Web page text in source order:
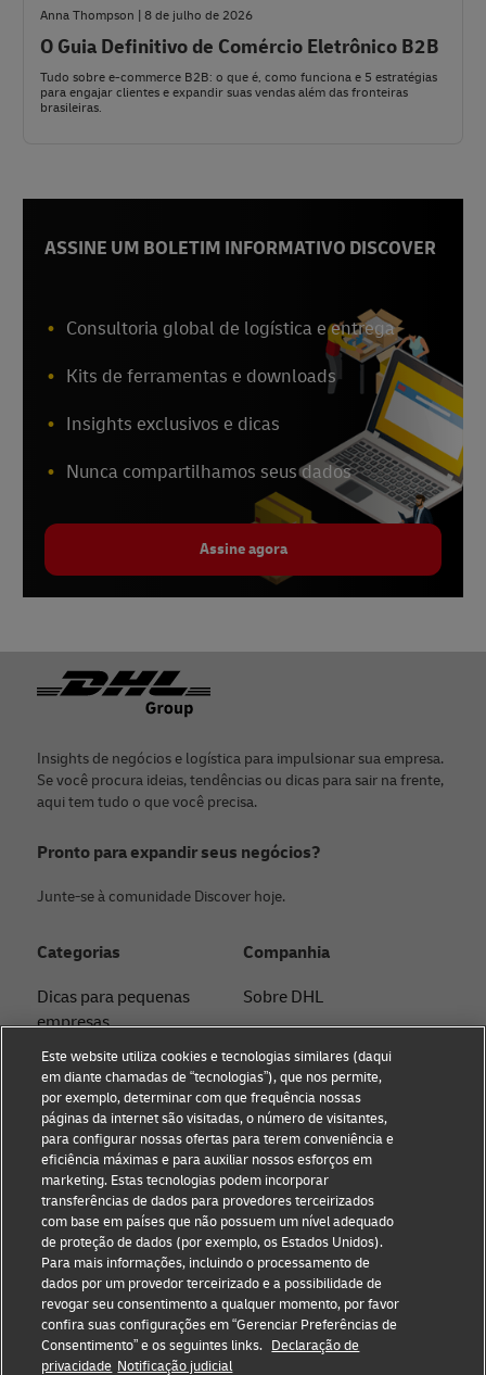
Anna Thompson | 8 de julho de 2026
O Guia Definitivo de Comércio Eletrônico B2B
Tudo sobre e-commerce B2B: o que é, como funciona e 5 estratégias
para engajar clientes e expandir suas vendas além das fronteiras
brasileiras.
ASSINE UM BOLETIM INFORMATIVO DISCOVER
Consultoria global de logística e entrega
Kits de ferramentas e downloads
Insights exclusivos e dicas
Nunca compartilhamos seus dados
Assine agora
Rodapé
Insights de negócios e logística para impulsionar sua empresa.
Se você procura ideias, tendências ou dicas para sair na frente,
aqui tem tudo o que você precisa.
Pronto para expandir seus negócios?
Junte-se à comunidade Discover hoje.
Categorias
Dicas para pequenas
empresas
Dicas de comércio
eletrônico
Dicas B2B
Envio com DHL
Dicas de logística
Notícias e Insights
Impostos e Alfândega
Companhia
Sobre DHL
Imprensa
Sustentabilidade
Aviso legal
Termos de Uso
Privacidade
Configurações de cookies
Siga-nos
Este website utiliza cookies e tecnologias similares (daqui
em diante chamadas de “tecnologias”), que nos permite,
por exemplo, determinar com que frequência nossas
páginas da internet são visitadas, o número de visitantes,
para configurar nossas ofertas para terem conveniência e
eficiência máximas e para auxiliar nossos esforços em
marketing. Estas tecnologias podem incorporar
transferências de dados para provedores terceirizados
com base em países que não possuem um nível adequado
de proteção de dados (por exemplo, os Estados Unidos).
Para mais informações, incluindo o processamento de
dados por um provedor terceirizado e a possibilidade de
revogar seu consentimento a qualquer momento, por favor
confira suas configurações em “Gerenciar Preferências de
Consentimento” e os seguintes links. Declaração de
privacidade Notificação judicial